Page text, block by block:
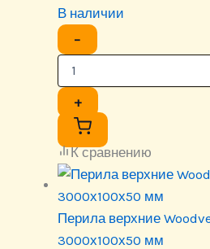
В наличии
−
+
К сравнению
Перила верхние
3000х100х50 мм